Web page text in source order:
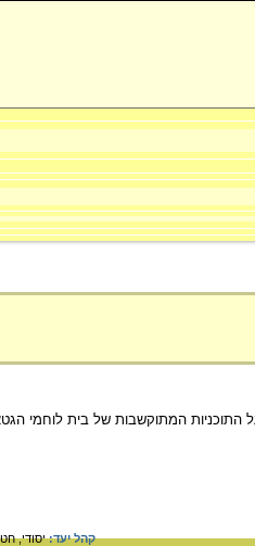
התוכניות המתוקשבות של בית לוחמי
קהל יעד:יסודי,